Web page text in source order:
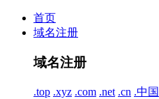
首页
域名注册
域名注册
.top .xyz .com .net .cn .中国